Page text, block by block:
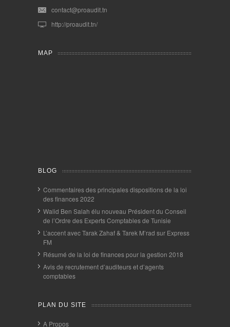
contact@proaudit.tn
http://proaudit.tn/
MAP
BLOG
Commentaires des principales dispositions de la loi
des finances 2022
Walid Ben Salah élu nouveau Président du Conseil
de l’Ordre des Experts Comptables de Tunisie
L’accent avec Tarak Zahaf & Tarek M’rad sur Express
FM
Résumé de la loi de finances pour la gestion 2018
Avis de recrutement d’auditeurs et d’agents
comptables
PLAN DU SITE
A Propos